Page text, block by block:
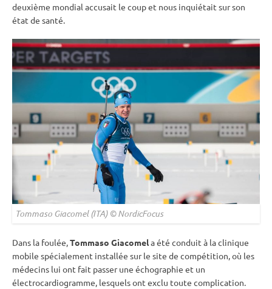
deuxième mondial accusait le coup et nous inquiétait sur son
état de santé.
Tommaso Giacomel (ITA) © NordicFocus
Dans la foulée,Tommaso Giacomela été conduit à la clinique
mobile spécialement installée sur le site de compétition, où les
médecins lui ont fait passer une échographie et un
électrocardiogramme, lesquels ont exclu toute complication.